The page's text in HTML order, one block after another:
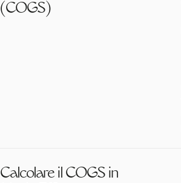
(COGS)
Calcolare il COGS in